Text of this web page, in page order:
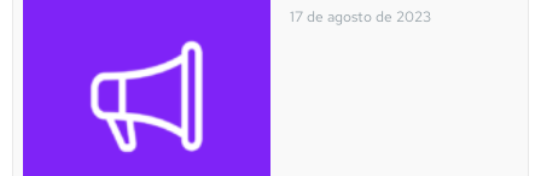
17 de agosto de 2023